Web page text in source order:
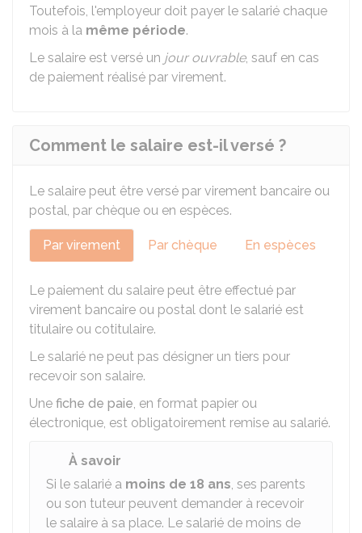
Toutefois, l'employeur doit payer le salarié chaque
mois à la même période.
Le salaire est versé un jour ouvrable, sauf en cas
de paiement réalisé par virement.
Comment le salaire est-il versé ?
Le salaire peut être versé par virement bancaire ou
postal, par chèque ou en espèces.
Par virement Par chèque En espèces
Le paiement du salaire peut être effectué par
virement bancaire ou postal dont le salarié est
titulaire ou cotitulaire.
Le salarié ne peut pas désigner un tiers pour
recevoir son salaire.
Une fiche de paie, en format papier ou
électronique, est obligatoirement remise au salarié.
À savoir
Si le salarié a moins de 18 ans, ses parents
ou son tuteur peuvent demander à recevoir
le salaire à sa place. Le salarié de moins de